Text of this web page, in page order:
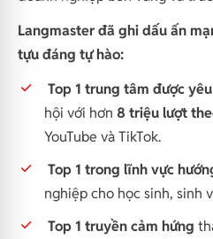
Langmaster đã ghi dấu ấn
tựu đáng tự hào:
Top 1 trung tâm được
hội với hơn 8 triệu lượt
YouTube và TikTok.
Top 1 trong lĩnh vực
nghiệp cho học sinh, sinh
Top 1 truyền cảm hứng